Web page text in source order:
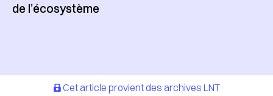
de l’écosystème
Cet article provient des archives LNT